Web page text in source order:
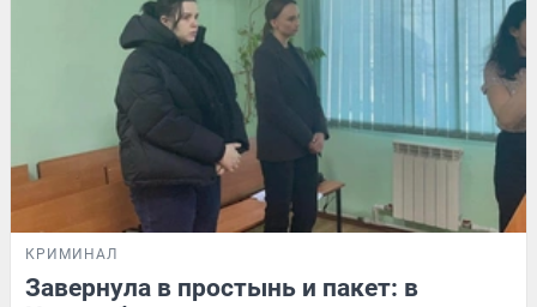
КРИМИНАЛ
Завернула в простынь и пакет: в